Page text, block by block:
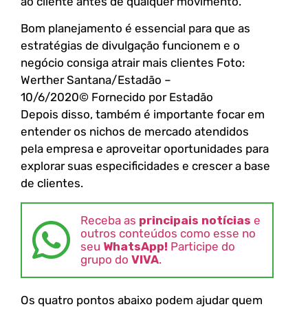
Bom planejamento é essencial para que as
estratégias de divulgação funcionem e o
negócio consiga atrair mais clientes Foto:
Werther Santana/Estadão –
10/6/2020© Fornecido por Estadão
Depois disso, também é importante focar em
entender os nichos de mercado atendidos
pela empresa e aproveitar oportunidades para
explorar suas especificidades e crescer a base
de clientes.
Receba as principais notícias e
outros conteúdos como esse no
seu WhatsApp! Participe do
grupo do VIVA.
Os quatro pontos abaixo podem ajudar quem